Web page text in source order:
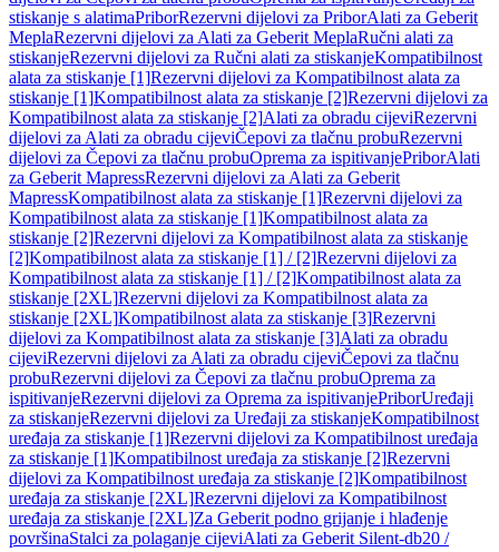
stiskanje s alatimaPriborRezervni dijelovi za PriborAlati za Geberit
MeplaRezervni dijelovi za Alati za Geberit MeplaRučni alati za
stiskanjeRezervni dijelovi za Ručni alati za stiskanjeKompatibilnost
alata za stiskanje [1]Rezervni dijelovi za Kompatibilnost alata za
stiskanje [1]Kompatibilnost alata za stiskanje [2]Rezervni dijelovi za
Kompatibilnost alata za stiskanje [2]Alati za obradu cijeviRezervni
dijelovi za Alati za obradu cijeviČepovi za tlačnu probuRezervni
dijelovi za Čepovi za tlačnu probuOprema za ispitivanjePriborAlati
za Geberit MapressRezervni dijelovi za Alati za Geberit
MapressKompatibilnost alata za stiskanje [1]Rezervni dijelovi za
Kompatibilnost alata za stiskanje [1]Kompatibilnost alata za
stiskanje [2]Rezervni dijelovi za Kompatibilnost alata za stiskanje
[2]Kompatibilnost alata za stiskanje [1] / [2]Rezervni dijelovi za
Kompatibilnost alata za stiskanje [1] / [2]Kompatibilnost alata za
stiskanje [2XL]Rezervni dijelovi za Kompatibilnost alata za
stiskanje [2XL]Kompatibilnost alata za stiskanje [3]Rezervni
dijelovi za Kompatibilnost alata za stiskanje [3]Alati za obradu
cijeviRezervni dijelovi za Alati za obradu cijeviČepovi za tlačnu
probuRezervni dijelovi za Čepovi za tlačnu probuOprema za
ispitivanjeRezervni dijelovi za Oprema za ispitivanjePriborUređaji
za stiskanjeRezervni dijelovi za Uređaji za stiskanjeKompatibilnost
uređaja za stiskanje [1]Rezervni dijelovi za Kompatibilnost uređaja
za stiskanje [1]Kompatibilnost uređaja za stiskanje [2]Rezervni
dijelovi za Kompatibilnost uređaja za stiskanje [2]Kompatibilnost
uređaja za stiskanje [2XL]Rezervni dijelovi za Kompatibilnost
uređaja za stiskanje [2XL]Za Geberit podno grijanje i hlađenje
površinaStalci za polaganje cijeviAlati za Geberit Silent-db20 /